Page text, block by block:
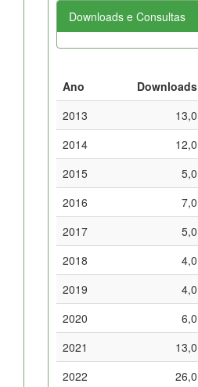
Downloads e Consultas
Ano Downloads
2013
13,0
2014
12,0
2015
5,0
2016
7,0
2017
5,0
2018
4,0
2019
4,0
2020
6,0
2021
13,0
2022
26,0